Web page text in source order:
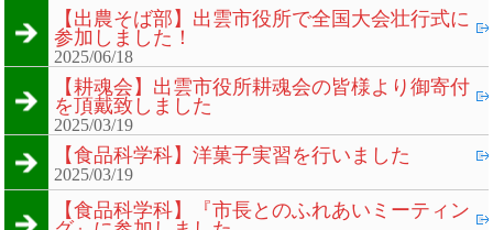
【出農そば部】出雲市役所で全国大会壮行式に
参加しました！
2025/06/18
【耕魂会】出雲市役所耕魂会の皆様より御寄付
を頂戴致しました
2025/03/19
【食品科学科】洋菓子実習を行いました
2025/03/19
【食品科学科】『市長とのふれあいミーティン